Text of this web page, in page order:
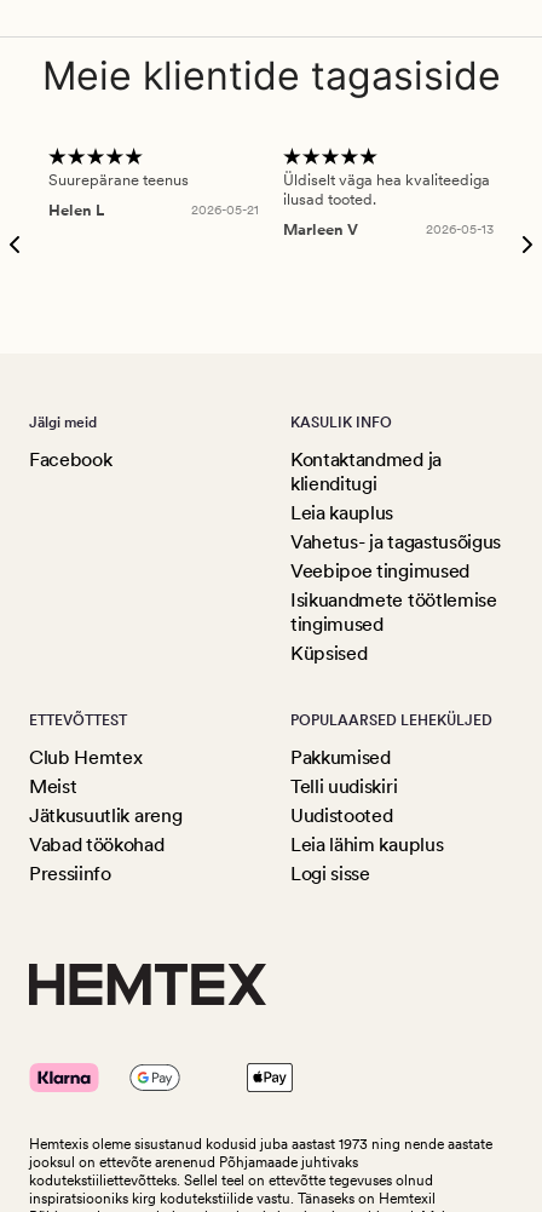
Meie klientide tagasiside
Suurepärane teenus
Helen L
2026-05-21
Üldiselt väga hea kvaliteediga
ilusad tooted.
Marleen V
2026-05-13
Jälgi meid
Facebook
KASULIK INFO
Kontaktandmed ja
klienditugi
Leia kauplus
Vahetus- ja tagastusõigus
Veebipoe tingimused
Isikuandmete töötlemise
tingimused
Küpsised
ETTEVÕTTEST
Club Hemtex
Meist
Jätkusuutlik areng
Vabad töökohad
Pressiinfo
POPULAARSED LEHEKÜLJED
Pakkumised
Telli uudiskiri
Uudistooted
Leia lähim kauplus
Logi sisse
Hemtexis oleme sisustanud kodusid juba aastast 1973 ning nende aastate
jooksul on ettevõte arenenud Põhjamaade juhtivaks
kodutekstiiliettevõtteks. Sellel teel on ettevõtte tegevuses olnud
inspiratsiooniks kirg kodutekstiilide vastu. Tänaseks on Hemtexil